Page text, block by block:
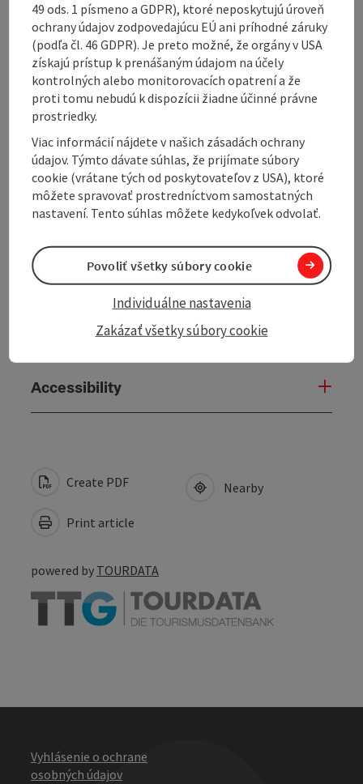
Roberto Ricci Designs
Atelier Borgo 12
Opening hours
Prices
Suitability
Accessibility
Create PDF
Print article
Nearby
powered by TOURDATA
Vyhlásenie o ochrane
osobných údajov
49 ods. 1 písmeno a GDPR), ktoré neposkytujú úroveň
ochrany údajov zodpovedajúcu EÚ ani príhodné záruky
(podľa čl. 46 GDPR). Je preto možné, že orgány v USA
získajú prístup k prenášaným údajom na účely
kontrolných alebo monitorovacích opatrení a že
proti tomu nebudú k dispozícii žiadne účinné právne
prostriedky.
Viac informácií nájdete v našich zásadách ochrany
údajov. Týmto dávate súhlas, že prijímate súbory
cookie (vrátane tých od poskytovateľov z USA), ktoré
môžete spravovať prostredníctvom samostatných
nastavení. Tento súhlas môžete kedykoľvek odvolať.
Zakázať všetky súbory cookie
Individuálne nastavenia
Povoliť všetky súbory cookie